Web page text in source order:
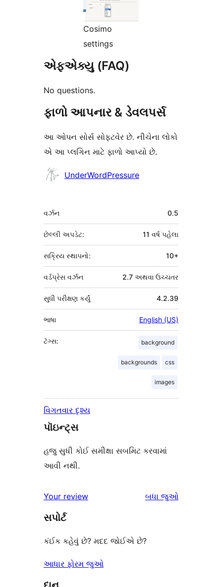
Cosimo
settings
એફએક્યુ (FAQ)
No questions.
ફાળો આપનાર & ડેવલપર્સ
આ ઓપન સોર્સ સોફ્ટવેર છે. નીચેના લોકો
એ આ પ્લગિન માટે ફાળો આપ્યો છે.
ફાળો
UnderWordPressure
મેટા
વર્ઝન 0.5
છેલ્લી અપડેટ: 11 વર્ષપહેલા
સક્રિય સ્થાપનો: 10+
વર્ડપ્રેસ વર્ઝન 2.7 અથવા ઉચ્ચતર
4.2.39
સુધી પરીક્ષણ કર્યું
ભાષા English (US)
ટૅગ્સ: background
backgrounds css
images
વિગતવાર દૃશ્ય
પૉઇન્ટ્સ
હજુ સુધી કોઈ સમીક્ષા સબમિટ કરવામાં
આવી નથી.
Your review બધા સમીક્ષાઓ
જુઓ
સપોર્ટ
કંઈક કહેવું છે? મદદ જોઈએ છે?
આધાર ફોરમ જુઓ